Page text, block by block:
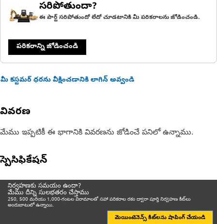
సరిపోతుందా?
ఈ పార్ట్ సరిపోతుందో లేదో చూడటానికి మీ పరికరాలను జోడించండి.
పరికరాన్ని జోడించండి
మీ కస్టమర్ ధరను వీక్షించడానికి లాగిన్ అవ్వండి
వివరణ
మేము ఇప్పటికీ ఈ భాగానికి వివరణను జోడించే పనిలో ఉన్నాము.
స్పెసిఫికేషన్
నిర్వహణకు సమయం ఉందా?
మేము దీన్ని సులభతరం చేస్తాము
250, 500 మరియు 1,000-గంటల విరామాలతో సహా పరికరాల రకం ద్వారా పూర్తి నిర్వహణ కిట్‌లు
అందుబాటులో ఉన్నాయి.
మెయింటెనెన్స్ కిట్‌లను షాపింగ్ చేయండి